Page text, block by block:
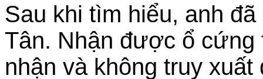
Sau khi tìm hiểu, anh
Tân. Nhận được ổ cứng
nhận và không truy